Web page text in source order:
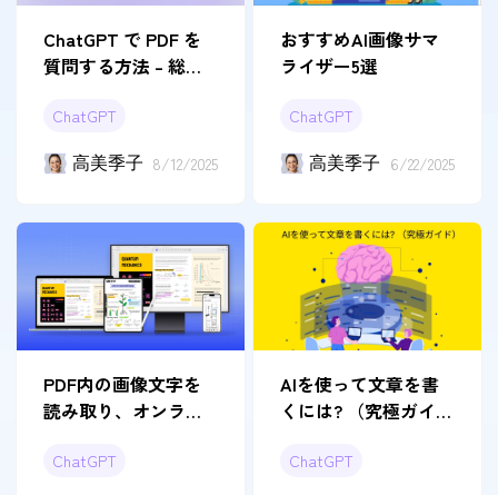
ChatGPT で PDF を
質問する方法 – 総合
ChatGPT
高美季子 8/12/2025
おすすめAI画像サマ
ライザー5選
ChatGPT
高美季子 6/22/2025
PDF内の画像文字を
読み取り、オンライ
法
ChatGPT
AIを使って文章を書
くには? （究極ガイ
ChatGPT